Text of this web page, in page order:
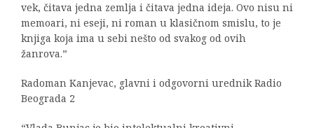
vek, čitava jedna zemlja i čitava jedna ideja. Ovo nisu ni
memoari, ni eseji, ni roman u klasičnom smislu, to je
knjiga koja ima u sebi nešto od svakog od ovih
žanrova.”
Radoman Kanjevac, glavni i odgovorni urednik Radio
Beograda 2